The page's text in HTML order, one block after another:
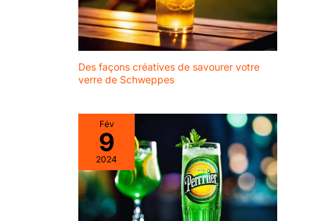
mélange faciles.
【Conception de
cuillère longue】 La
cuillère à cocktail de
30 cm s'adapte à
pratiquement
les récipients
presque profonds,
les verres à
mélanger, les
grandes carafes, les
carafes plus
grandes, les
Des façons créatives de savourer votre
verre de Schweppes
Fév
9
2024